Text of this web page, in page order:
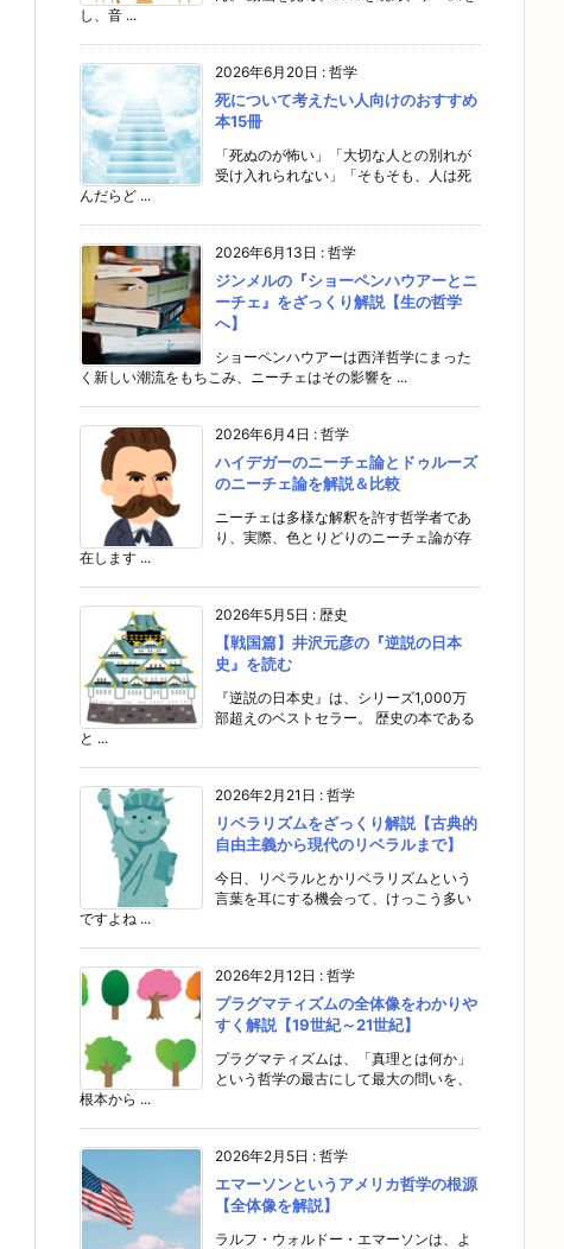
し、音 ...
2026年6月20日 : 哲学
死について考えたい人向けのおすすめ
本15冊
「死ぬのが怖い」「大切な人との別れが
受け入れられない」「そもそも、人は死
んだらど ...
2026年6月13日 : 哲学
ジンメルの『ショーペンハウアーとニ
ーチェ』をざっくり解説【生の哲学
へ】
ショーペンハウアーは西洋哲学にまった
く新しい潮流をもちこみ、ニーチェはその影響を ...
2026年6月4日 : 哲学
ハイデガーのニーチェ論とドゥルーズ
のニーチェ論を解説＆比較
ニーチェは多様な解釈を許す哲学者であ
り、実際、色とりどりのニーチェ論が存
在します ...
2026年5月5日 : 歴史
【戦国篇】井沢元彦の『逆説の日本
史』を読む
『逆説の日本史』は、シリーズ1,000万
部超えのベストセラー。 歴史の本である
と ...
2026年2月21日 : 哲学
リベラリズムをざっくり解説【古典的
自由主義から現代のリベラルまで】
今日、リベラルとかリベラリズムという
言葉を耳にする機会って、けっこう多い
ですよね ...
2026年2月12日 : 哲学
プラグマティズムの全体像をわかりや
すく解説【19世紀～21世紀】
プラグマティズムは、「真理とは何か」
という哲学の最古にして最大の問いを、
根本から ...
2026年2月5日 : 哲学
エマーソンというアメリカ哲学の根源
【全体像を解説】
ラルフ・ウォルドー・エマーソンは、よ